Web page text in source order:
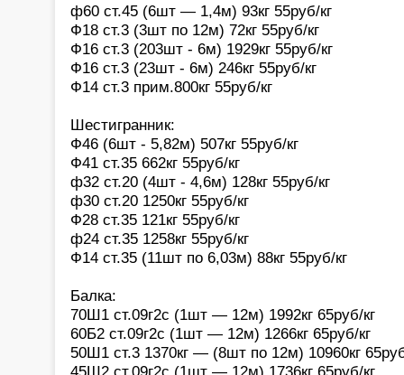
ф60 ст.45 (6шт — 1,4м) 93кг 55руб/кг
Ф18 ст.3 (3шт по 12м) 72кг 55руб/кг
Ф16 ст.3 (203шт - 6м) 1929кг 55руб/кг
Ф16 ст.3 (23шт - 6м) 246кг 55руб/кг
Ф14 ст.3 прим.800кг 55руб/кг
Шестигранник:
Ф46 (6шт - 5,82м) 507кг 55руб/кг
Ф41 ст.35 662кг 55руб/кг
ф32 ст.20 (4шт - 4,6м) 128кг 55руб/кг
ф30 ст.20 1250кг 55руб/кг
Ф28 ст.35 121кг 55руб/кг
ф24 ст.35 1258кг 55руб/кг
Ф14 ст.35 (11шт по 6,03м) 88кг 55руб/кг
Балка:
70Ш1 ст.09г2с (1шт — 12м) 1992кг 65руб/кг
60Б2 ст.09г2с (1шт — 12м) 1266кг 65руб/кг
50Ш1 ст.3 1370кг — (8шт по 12м) 10960кг
45Ш2 ст.09г2с (1шт — 12м) 1736кг 65руб/кг